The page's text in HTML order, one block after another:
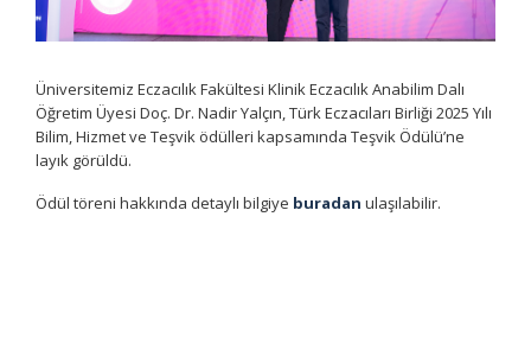
Üniversitemiz Eczacılık Fakültesi Klinik Eczacılık Anabilim Dalı
Öğretim Üyesi Doç. Dr. Nadir Yalçın, Türk Eczacıları Birliği 2025 Yılı
Bilim, Hizmet ve Teşvik ödülleri kapsamında Teşvik Ödülü’ne
layık görüldü.
Ödül töreni hakkında detaylı bilgiye buradan ulaşılabilir.